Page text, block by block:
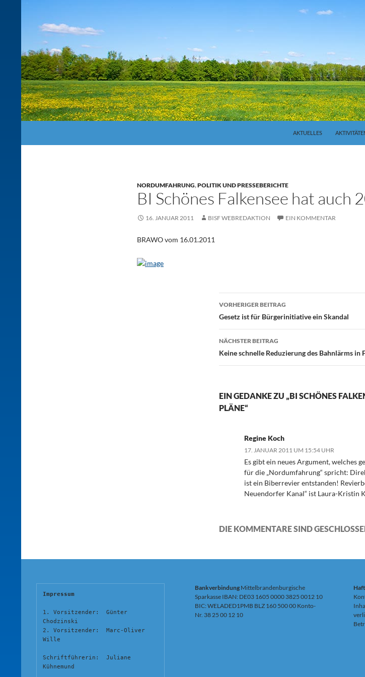
AKTUELLES
NORDUMFAHRUNG,POLITIK UND PRESSEBERICHTE
BI Schönes Falkensee hat auch
16. JANUAR 2011 BISF WEBREDAKTION EIN KOMMENTAR
BRAWO vom 16.01.2011
Beitragsnavigation
VORHERIGER BEITRAG
Gesetz ist für Bürgerinitiative ein Skandal
NÄCHSTER BEITRAG
Keine schnelle Reduzierung des Bahnlärms in
EIN GEDANKE ZU „BI SCHÖNES
PLÄNE“
Regine Koch
17. JANUAR 2011 UM 15:54 UHR
Es gibt ein neues Argument, welches
für die „Nordumfahrung“ spricht:
ist ein Biberrevier entstanden!
Neuendorfer Kanal“ ist Laura-Kristin
DIE KOMMENTARE SIND
Impressum
1. Vorsitzender:  Günter
Chodzinski
2. Vorsitzender:  Marc-Oliver
Wille
Schriftführerin:  Juliane
Kühnemund
Bankverbindung Mittelbrandenburgische
Sparkasse IBAN: DE03 1605 0000 3825 0012 10
BIC: WELADED1PMB BLZ 160 500 00 Konto-
Nr. 38 25 00 12 10